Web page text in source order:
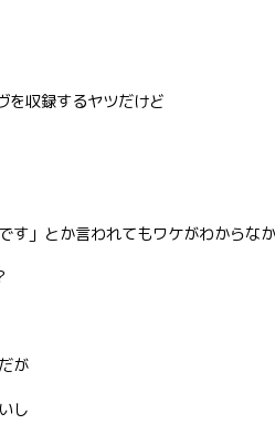
を収録するヤツだけど
す」とか言われてもワケがわからな
が
し